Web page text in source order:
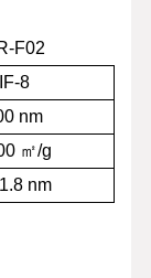
F02
8
nm
㎡/g
nm